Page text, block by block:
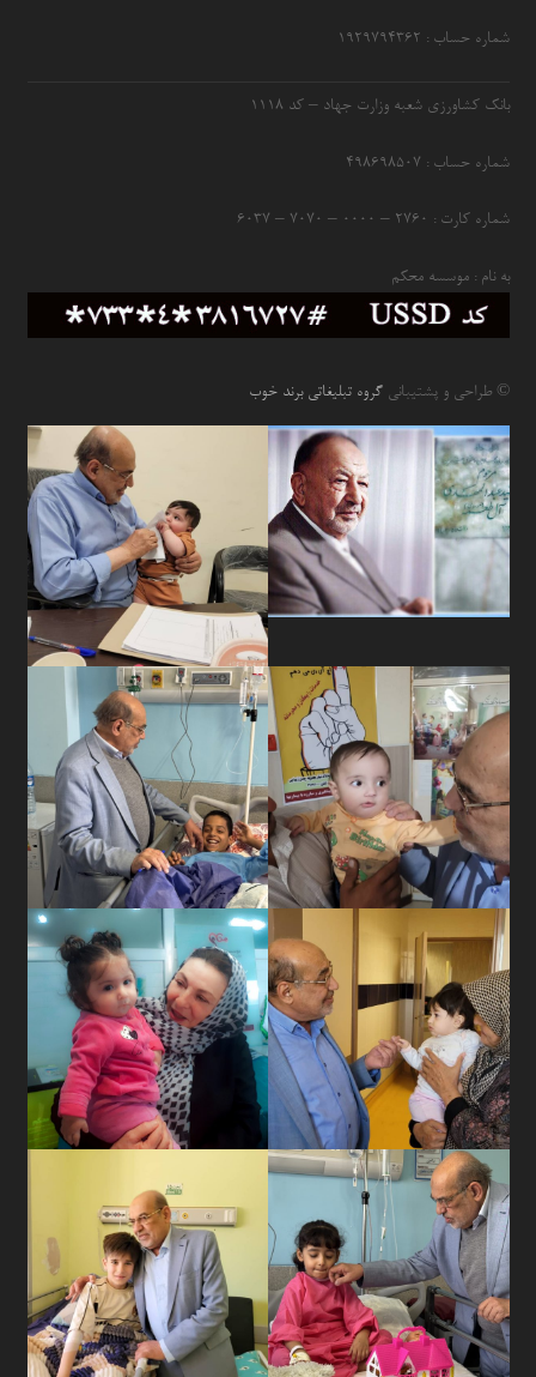
شماره حساب : ۱۹۲۹۷۹۴۳۶۲
بانک کشاورزی شعبه وزارت جهاد – کد 1118
شماره حساب : ۴۹۸۶۹۸۵۰۷
شماره کارت : ۲۷۶۰ – ۰۰۰۰ – ۷۰۷۰ – ۶۰۳۷
به نام : موسسه محکم
© طراحی و پشتیبانیگروه تبلیغاتی برند خوب